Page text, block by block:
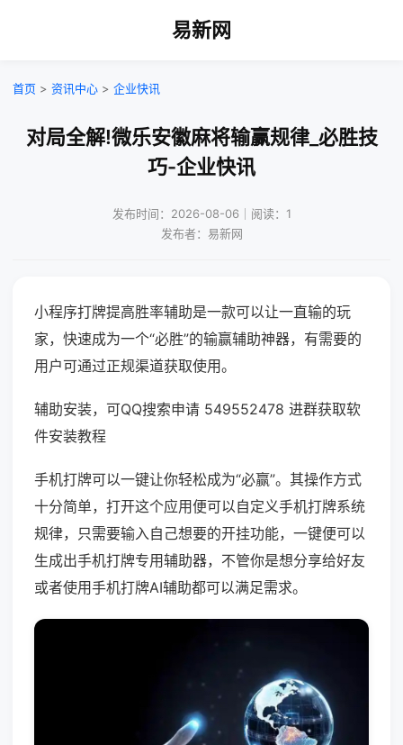
易新网
首页 > 资讯中心 > 企业快讯
对局全解!微乐安徽麻将输赢规律_必胜技
巧-企业快讯
发布时间：2026-08-06｜阅读：1
发布者：易新网
小程序打牌提高胜率辅助是一款可以让一直输的玩
家，快速成为一个“必胜”的输赢辅助神器，有需要的
用户可通过正规渠道获取使用。
辅助安装，可QQ搜索申请 549552478 进群获取软
件安装教程
手机打牌可以一键让你轻松成为“必赢”。其操作方式
十分简单，打开这个应用便可以自定义手机打牌系统
规律，只需要输入自己想要的开挂功能，一键便可以
生成出手机打牌专用辅助器，不管你是想分享给好友
或者使用手机打牌AI辅助都可以满足需求。